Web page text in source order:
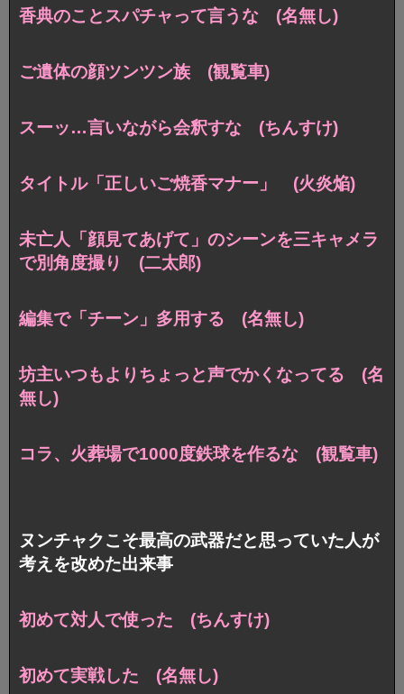
香典のことスパチャって言うな (名無し)
ご遺体の顔ツンツン族 (観覧車)
スーッ…言いながら会釈すな (ちんすけ)
タイトル「正しいご焼香マナー」 (火炎焔)
未亡人「顔見てあげて」のシーンを三キャメラ
で別角度撮り (二太郎)
編集で「チーン」多用する (名無し)
坊主いつもよりちょっと声でかくなってる (名
無し)
コラ、火葬場で1000度鉄球を作るな (観覧車)
ヌンチャクこそ最高の武器だと思っていた人が
考えを改めた出来事
初めて対人で使った (ちんすけ)
初めて実戦した (名無し)